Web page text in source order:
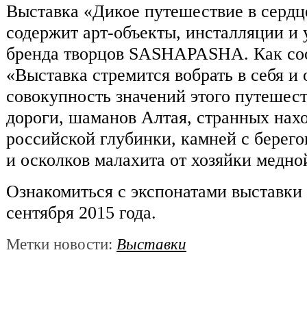
Выставка «Дикое путешествие в
содержит арт-объекты, инсталляции
бренда творцов SASHAPASHA. Как
«Выставка стремится вобрать в себя
совокупность значений этого
дороги, шаманов Алтая, странных
российской глубинки, камней с
и осколков малахита от хозяйки
Ознакомиться с экспонатами
сентября 2015 года.
Метки новости: Выставки